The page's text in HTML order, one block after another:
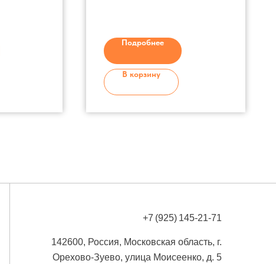
мм
Материал Т-образной
ручки – пластик
Подробнее
В корзину
+7 (925) 145-21-71
142600, Россия, Московская область, г.
Орехово-Зуево, улица Моисеенко, д. 5